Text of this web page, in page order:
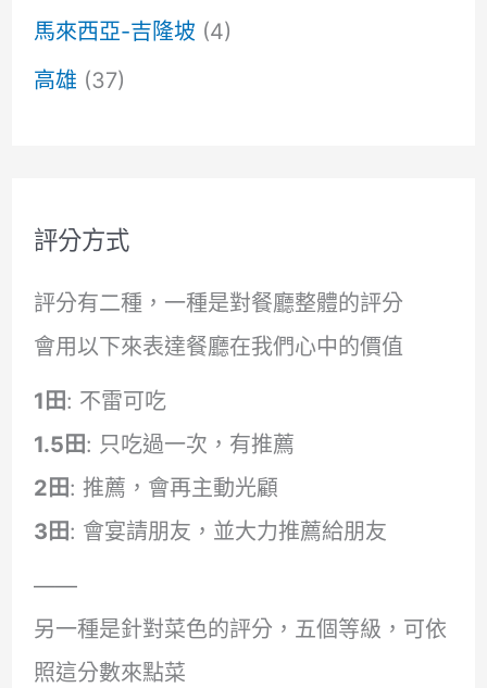
馬來西亞-吉隆坡 (4)
高雄 (37)
評分方式
評分有二種，一種是對餐廳整體的評分
會用以下來表達餐廳在我們心中的價值
1田: 不雷可吃
1.5田: 只吃過一次，有推薦
2田: 推薦，會再主動光顧
3田: 會宴請朋友，並大力推薦給朋友
——
另一種是針對菜色的評分，五個等級，可依
照這分數來點菜